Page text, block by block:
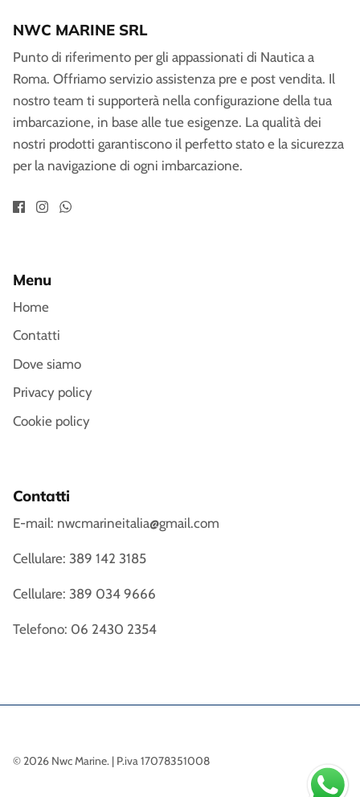
NWC MARINE SRL
Punto di riferimento per gli appassionati di Nautica a
Roma. Offriamo servizio assistenza pre e post vendita. Il
nostro team ti supporterà nella configurazione della tua
imbarcazione, in base alle tue esigenze. La qualità dei
nostri prodotti garantiscono il perfetto stato e la sicurezza
per la navigazione di ogni imbarcazione.
Menu
Home
Contatti
Dove siamo
Privacy policy
Cookie policy
Contatti
E-mail: nwcmarineitalia@gmail.com
Cellulare: 389 142 3185
Cellulare: 389 034 9666
Telefono: 06 2430 2354
© 2026 Nwc Marine. | P.iva 17078351008